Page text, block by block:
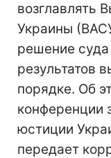
возглавлять
Украины
решение
результатов
порядке. Об
конференции
юстиции
передает